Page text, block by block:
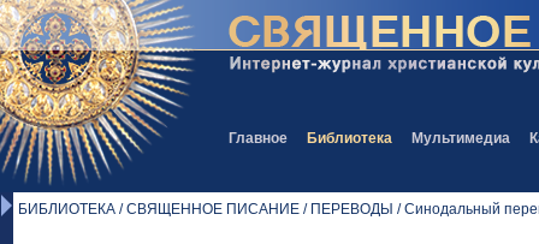
Главное Библиотека Мультимедиа
БИБЛИОТЕКА / СВЯЩЕННОЕ ПИСАНИЕ / ПЕРЕВОДЫ / Синодальный